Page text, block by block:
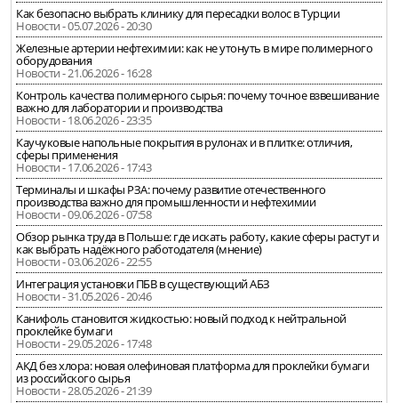
Как безопасно выбрать клинику для пересадки волос в Турции
Новости - 05.07.2026 - 20:30
Железные артерии нефтехимии: как не утонуть в мире полимерного
оборудования
Новости - 21.06.2026 - 16:28
Контроль качества полимерного сырья: почему точное взвешивание
важно для лаборатории и производства
Новости - 18.06.2026 - 23:35
Каучуковые напольные покрытия в рулонах и в плитке: отличия,
сферы применения
Новости - 17.06.2026 - 17:43
Терминалы и шкафы РЗА: почему развитие отечественного
производства важно для промышленности и нефтехимии
Новости - 09.06.2026 - 07:58
Обзор рынка труда в Польше: где искать работу, какие сферы растут и
как выбрать надёжного работодателя (мнение)
Новости - 03.06.2026 - 22:55
Интеграция установки ПБВ в существующий АБЗ
Новости - 31.05.2026 - 20:46
Канифоль становится жидкостью: новый подход к нейтральной
проклейке бумаги
Новости - 29.05.2026 - 17:48
АКД без хлора: новая олефиновая платформа для проклейки бумаги
из российского сырья
Новости - 28.05.2026 - 21:39